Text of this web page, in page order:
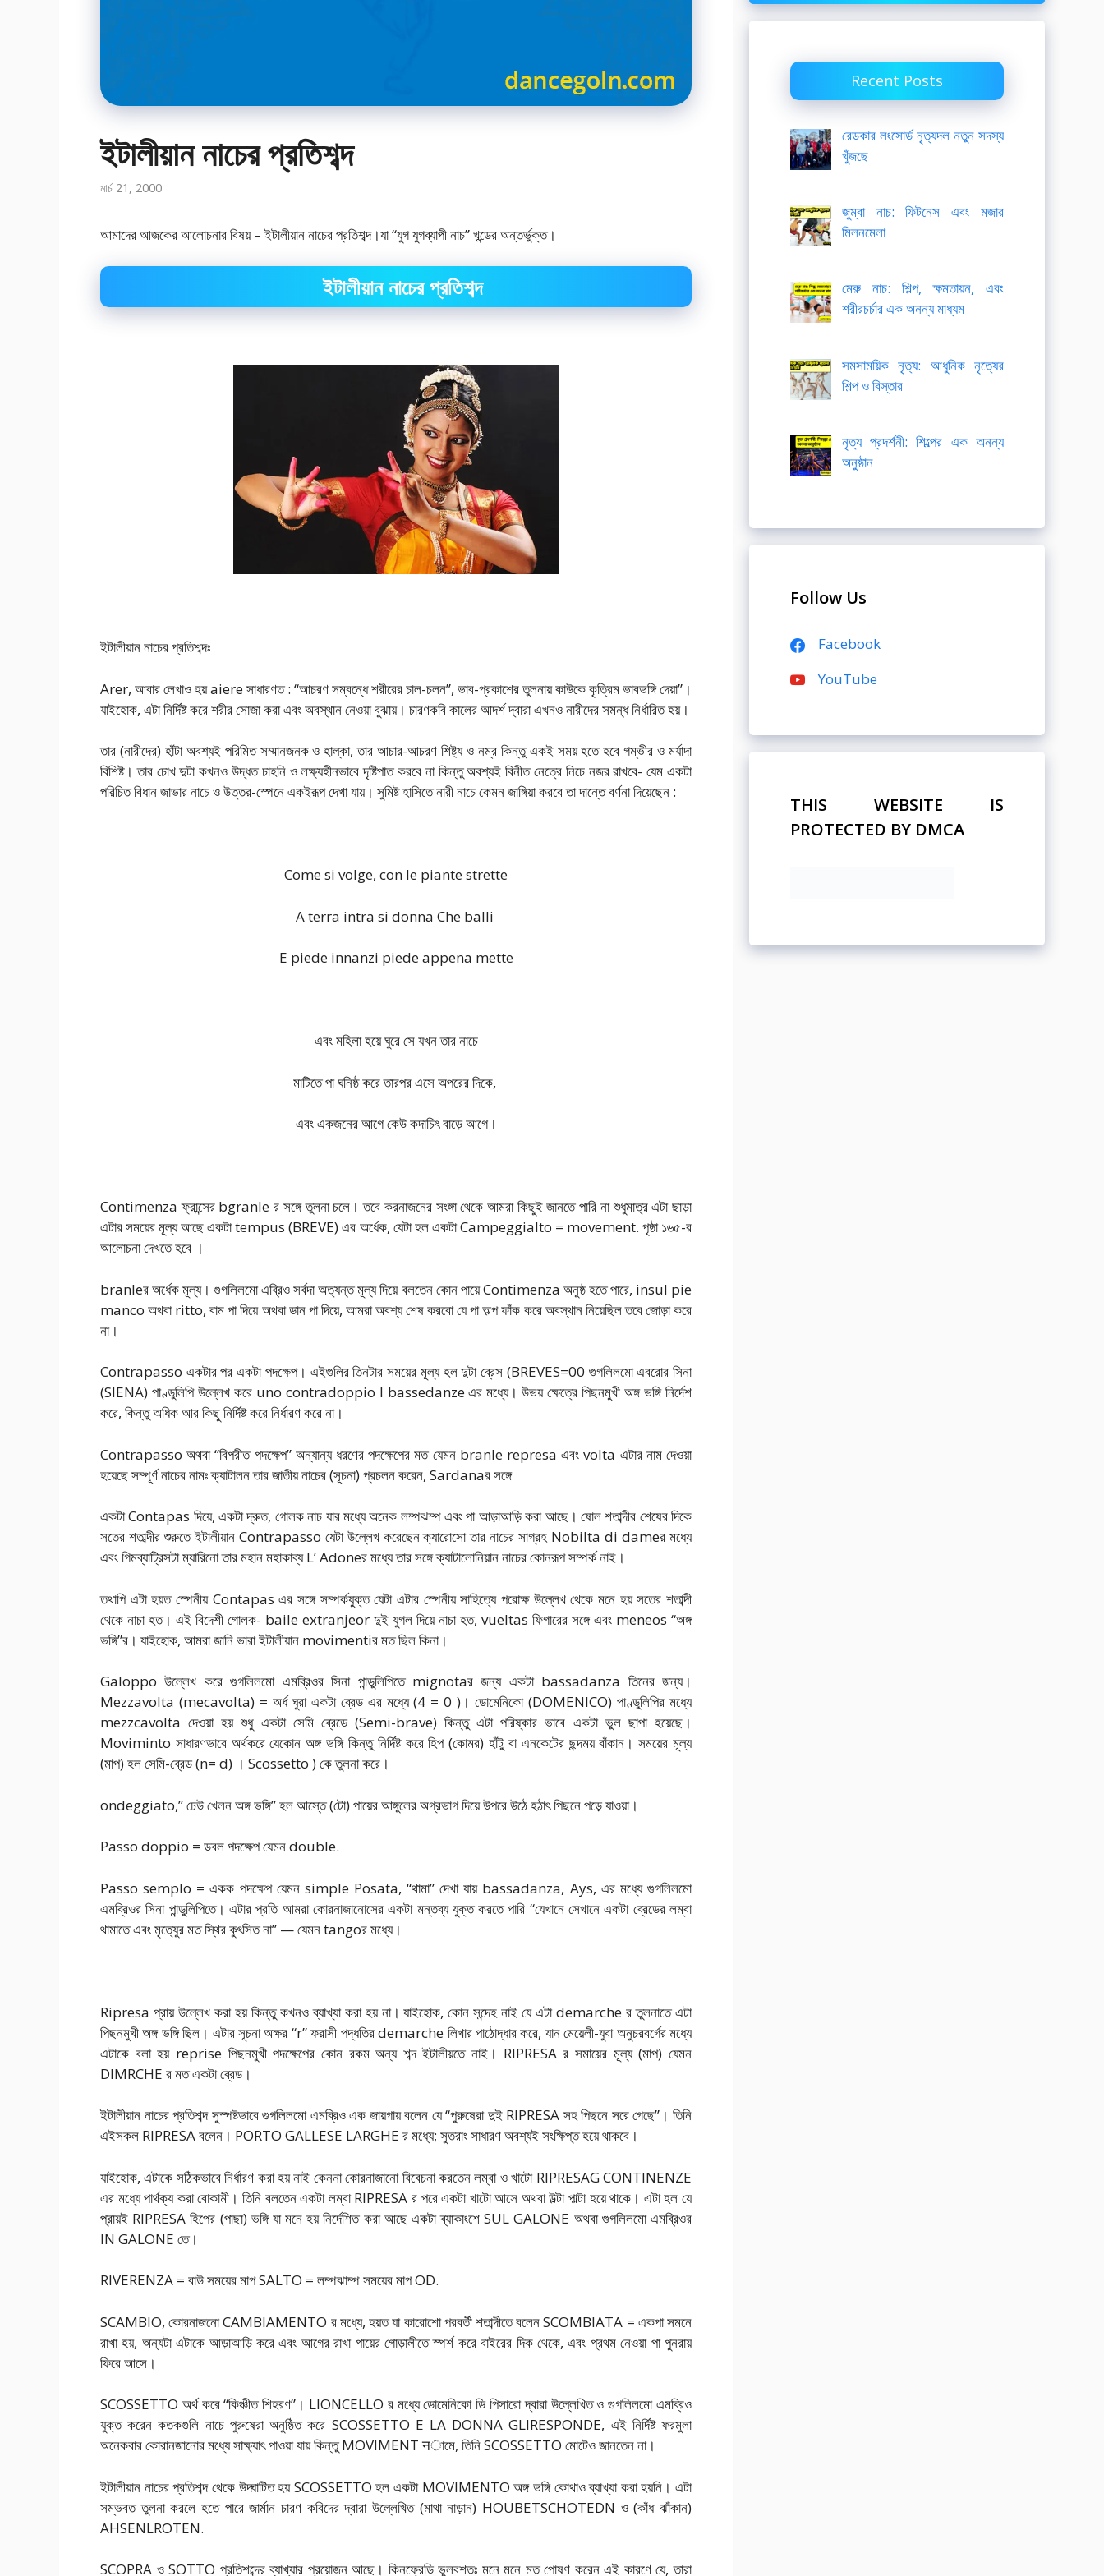
ইটালীয়ান নাচের প্রতিশব্দ
মার্চ 21, 2000
আমাদের আজকের আলোচনার বিষয় – ইটালীয়ান নাচের প্রতিশব্দ।যা “যুগ যুগব্যাপী নাচ” খন্ডের অন্তর্ভুক্ত।
ইটালীয়ান নাচের প্রতিশব্দ
ইটালীয়ান নাচের প্রতিশব্দঃ
Arer, আবার লেখাও হয় aiere সাধারণত : “আচরণ সম্বন্ধে শরীরের চাল-চলন”, ভাব-প্রকাশের তুলনায় কাউকে কৃত্রিম ভাবভঙ্গি দেয়া”।
যাইহোক, এটা নিৰ্দিষ্ট করে শরীর সোজা করা এবং অবস্থান নেওয়া বুঝায়। চারণকবি কালের আদর্শ দ্বারা এখনও নারীদের সমন্ধ নির্ধারিত হয়।
তার (নারীদের) হাঁটা অবশ্যই পরিমিত সম্মানজনক ও হাল্কা, তার আচার-আচরণ শিষ্ট্য ও নম্র কিন্তু একই সময় হতে হবে গম্ভীর ও মর্যাদা
বিশিষ্ট। তার চোখ দুটা কখনও উদ্ধত চাহনি ও লক্ষ্যহীনভাবে দৃষ্টিপাত করবে না কিন্তু অবশ্যই বিনীত নেত্রে নিচে নজর রাখবে- যেম একটা
পরিচিত বিধান জাভার নাচে ও উত্তর-স্পেনে একইরূপ দেখা যায়। সুমিষ্ট হাসিতে নারী নাচে কেমন জাঙ্গিয়া করবে তা দান্তে বর্ণনা দিয়েছেন :
Come si volge, con le piante strette
A terra intra si donna Che balli
E piede innanzi piede appena mette
এবং মহিলা হয়ে ঘুরে সে যখন তার নাচে
মাটিতে পা ঘনিষ্ঠ করে তারপর এসে অপরের দিকে,
এবং একজনের আগে কেউ কদাচিৎ বাড়ে আগে।
Contimenza ফ্রান্সের bgranle র সঙ্গে তুলনা চলে। তবে করনাজনের সংঙ্গা থেকে আমরা কিছুই জানতে পারি না শুধুমাত্র এটা ছাড়া
এটার সময়ের মূল্য আছে একটা tempus (BREVE) এর অর্ধেক, যেটা হল একটা Campeggialto = movement. পৃষ্ঠা ১৬৫-র
আলোচনা দেখতে হবে ।
branleর অর্ধেক মূল্য। গুগলিলমো এব্রিও সর্বদা অত্যন্ত মূল্য দিয়ে বলতেন কোন পায়ে Contimenza অনুষ্ঠ হতে পারে, insul pie
manco অথবা ritto, বাম পা দিয়ে অথবা ডান পা দিয়ে, আমরা অবশ্য শেষ করবো যে পা অল্প ফাঁক করে অবস্থান নিয়েছিল তবে জোড়া করে
না।
Contrapasso একটার পর একটা পদক্ষেপ। এইগুলির তিনটার সময়ের মূল্য হল দুটা ব্রেস (BREVES=00 গুগলিলমো এবরোর সিনা
(SIENA) পাণ্ডুলিপি উল্লেখ করে uno contradoppio l bassedanze এর মধ্যে। উভয় ক্ষেত্রে পিছনমুখী অঙ্গ ভঙ্গি নির্দেশ
করে, কিন্তু অধিক আর কিছু নির্দিষ্ট করে নির্ধারণ করে না।
Contrapasso অথবা “বিপরীত পদক্ষেপ” অন্যান্য ধরণের পদক্ষেপের মত যেমন branle represa এবং volta এটার নাম দেওয়া
হয়েছে সম্পূর্ণ নাচের নামঃ ক্যাটালন তার জাতীয় নাচের (সূচনা) প্রচলন করেন, Sardanaর সঙ্গে
একটা Contapas দিয়ে, একটা দ্রুত, গোলক নাচ যার মধ্যে অনেক লম্পঝম্প এবং পা আড়াআড়ি করা আছে। ষোল শতাব্দীর শেষের দিকে
সতের শতাব্দীর শুরুতে ইটালীয়ান Contrapasso যেটা উল্লেখ করেছেন ক্যারোসো তার নাচের সাগ্রহ Nobilta di dameর মধ্যে
এবং গিমব্যাট্রিসটা ম্যারিনো তার মহান মহাকাব্য L’ Adoneর মধ্যে তার সঙ্গে ক্যাটালোনিয়ান নাচের কোনরূপ সম্পর্ক নাই।
তথাপি এটা হয়ত স্পেনীয় Contapas এর সঙ্গে সম্পর্কযুক্ত যেটা এটার স্পেনীয় সাহিত্যে পরোক্ষ উল্লেখ থেকে মনে হয় সতের শতাব্দী
থেকে নাচা হত। এই বিদেশী গোলক- baile extranjeor দুই যুগল দিয়ে নাচা হত, vueltas ফিগারের সঙ্গে এবং meneos “অঙ্গ
ভঙ্গি”র। যাইহোক, আমরা জানি ভারা ইটালীয়ান movimentiর মত ছিল কিনা।
Galoppo উল্লেখ করে গুগলিলমো এমব্রিওর সিনা পান্ডুলিপিতে mignotaর জন্য একটা bassadanza তিনের জন্য।
Mezzavolta (mecavolta) = অর্ধ ঘুরা একটা ব্রেড এর মধ্যে (4 = 0 )। ডোমেনিকো (DOMENICO) পাণ্ডুলিপির মধ্যে
mezzcavolta দেওয়া হয় শুধু একটা সেমি ব্রেডে (Semi-brave) কিন্তু এটা পরিষ্কার ভাবে একটা ভুল ছাপা হয়েছে।
Moviminto সাধারণভাবে অর্থকরে যেকোন অঙ্গ ভঙ্গি কিন্তু নির্দিষ্ট করে হিপ (কোমর) হাঁটু বা এনকেটের ছন্দময় বাঁকান। সময়ের মূল্য
(মাপ) হল সেমি-ব্রেড (n= d) । Scossetto ) কে তুলনা করে।
ondeggiato,” ঢেউ খেলন অঙ্গ ভঙ্গি” হল আস্তে (টো) পায়ের আঙ্গুলের অগ্রভাগ দিয়ে উপরে উঠে হঠাৎ পিছনে পড়ে যাওয়া।
Passo doppio = ডবল পদক্ষেপ যেমন double.
Passo semplo = একক পদক্ষেপ যেমন simple Posata, “থামা” দেখা যায় bassadanza, Ays, এর মধ্যে গুগলিলমো
এমব্রিওর সিনা পান্ডুলিপিতে। এটার প্রতি আমরা কোরনাজানোসের একটা মন্তব্য যুক্ত করতে পারি “যেখানে সেখানে একটা ব্রেডের লম্বা
থামাতে এবং মৃতে্যুর মত স্থির কুৎসিত না” — যেমন tangoর মধ্যে।
Ripresa প্রায় উল্লেখ করা হয় কিন্তু কখনও ব্যাখ্যা করা হয় না। যাইহোক, কোন সন্দেহ নাই যে এটা demarche র তুলনাতে এটা
পিছনমুখী অঙ্গ ভঙ্গি ছিল। এটার সূচনা অক্ষর “r” ফরাসী পদ্ধতির demarche লিখার পাঠোদ্ধার করে, যান মেয়েলী-যুবা অনুচরবর্গের মধ্যে
এটাকে বলা হয় reprise পিছনমুখী পদক্ষেপের কোন রকম অন্য শব্দ ইটালীয়তে নাই। RIPRESA র সমায়ের মূল্য (মাপ) যেমন
DIMRCHE র মত একটা ব্রেড।
ইটালীয়ান নাচের প্রতিশব্দ সুস্পষ্টভাবে গুগলিলমো এমব্রিও এক জায়গায় বলেন যে “পুরুষেরা দুই RIPRESA সহ পিছনে সরে গেছে”। তিনি
এইসকল RIPRESA বলেন। PORTO GALLESE LARGHE র মধ্যে; সুতরাং সাধারণ অবশ্যই সংক্ষিপ্ত হয়ে থাকবে।
যাইহোক, এটাকে সঠিকভাবে নির্ধারণ করা হয় নাই কেননা কোরনাজানো বিবেচনা করতেন লম্বা ও খাটো RIPRESAG CONTINENZE
এর মধ্যে পার্থক্য করা বোকামী। তিনি বলতেন একটা লম্বা RIPRESA র পরে একটা খাটো আসে অথবা উল্টা পাল্টা হয়ে থাকে। এটা হল যে
প্রায়ই RIPRESA হিপের (পাছা) ভঙ্গি যা মনে হয় নির্দেশিত করা আছে একটা ব্যাকাংশে SUL GALONE অথবা গুগলিলমো এমব্রিওর
IN GALONE তে।
RIVERENZA = বাউ সময়ের মাপ SALTO = লম্পঝাম্প সময়ের মাপ OD.
SCAMBIO, কোরনাজনো CAMBIAMENTO র মধ্যে, হয়ত যা কারোশো পরবর্তী শতাব্দীতে বলেন SCOMBIATA = একপা সমনে
রাখা হয়, অন্যটা এটাকে আড়াআড়ি করে এবং আগের রাখা পায়ের গোড়ালীতে স্পর্শ করে বাইরের দিক থেকে, এবং প্রথম নেওয়া পা পুনরায়
ফিরে আসে।
SCOSSETTO অর্থ করে “কিঞ্চীত শিহরণ”। LIONCELLO র মধ্যে ডোমেনিকো ডি পিসারো দ্বারা উল্লেখিত ও গুগলিলমো এমব্রিও
যুক্ত করেন কতকগুলি নাচে পুরুষেরা অনুষ্ঠিত করে SCOSSETTO E LA DONNA GLIRESPONDE, এই নির্দিষ্ট ফরমুলা
অনেকবার কোরানজানোর মধ্যে সাক্ষ্যাৎ পাওয়া যায় কিন্তু MOVIMENT नামে, তিনি SCOSSETTO মোটেও জানতেন না।
ইটালীয়ান নাচের প্রতিশব্দ থেকে উদ্ঘাটিত হয় SCOSSETTO হল একটা MOVIMENTO অঙ্গ ভঙ্গি কোথাও ব্যাখ্যা করা হয়নি। এটা
সম্ভবত তুলনা করলে হতে পারে জার্মান চারণ কবিদের দ্বারা উল্লেখিত (মাথা নাড়ান) HOUBETSCHOTEDN ও (কাঁধ ঝাঁকান)
AHSENLROTEN.
SCOPRA ও SOTTO প্রতিশব্দের ব্যাখ্যার প্রয়োজন আছে। কিনফ্রেডি ভুলবশতঃ মনে মনে মত পোষণ করেন এই কারণে যে, তারা
Recent Posts
রেডকার লংসোর্ড নৃত্যদল নতুন সদস্য
খুঁজছে
জুম্বা নাচ: ফিটনেস এবং মজার
মিলনমেলা
মেরু নাচ: শিল্প, ক্ষমতায়ন, এবং
শরীরচর্চার এক অনন্য মাধ্যম
সমসাময়িক নৃত্য: আধুনিক নৃত্যের
শিল্প ও বিস্তার
নৃত্য প্রদর্শনী: শিল্পের এক অনন্য
অনুষ্ঠান
Follow Us
Facebook
YouTube
THIS WEBSITE IS
PROTECTED BY DMCA